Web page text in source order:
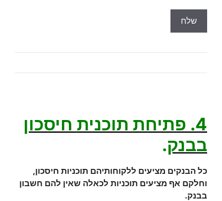
4. פתיחת תוכנית חיסכון
בבנק.
כל הבנקים מציעים ללקוחותיהם תוכניות חיסכון,
וחלקם אף מציעים תוכניות לכאלה שאין להם חשבון
בבנק.